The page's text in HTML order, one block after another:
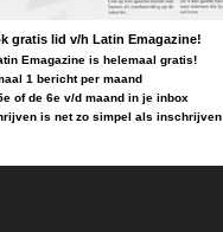
gratis lid v/h Latin Emagazine!
Emagazine is helemaal gratis!
1 bericht per maand
of de 6e v/d maand in je inbox
is net zo simpel als inschrijven